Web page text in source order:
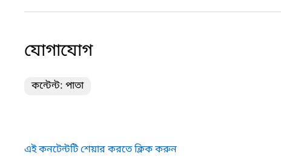
যোগাযোগ
কন্টেন্ট: পাতা
এই কনটেন্টটি শেয়ার করতে ক্লিক করুন